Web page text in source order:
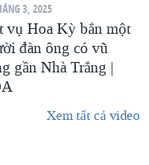
3, 2025
vụ Hoa Kỳ bắn một
đàn ông có vũ
gần Nhà Trắng |
Xem tất cả video